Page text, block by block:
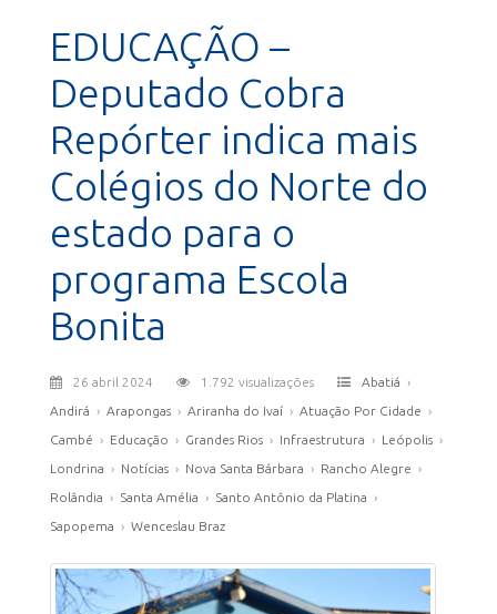
EDUCAÇÃO –
Deputado Cobra
Repórter indica mais
Colégios do Norte do
estado para o
programa Escola
Bonita
26 abril 2024 1.792 visualizações Abatiá ›
Andirá › Arapongas › Ariranha do Ivaí › Atuação Por Cidade ›
Cambé › Educação › Grandes Rios › Infraestrutura › Leópolis ›
Londrina › Notícias › Nova Santa Bárbara › Rancho Alegre ›
Rolândia › Santa Amélia › Santo Antônio da Platina ›
Sapopema › Wenceslau Braz